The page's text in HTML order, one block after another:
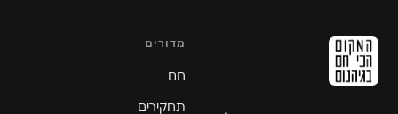
מדורים
חם
תחקירים